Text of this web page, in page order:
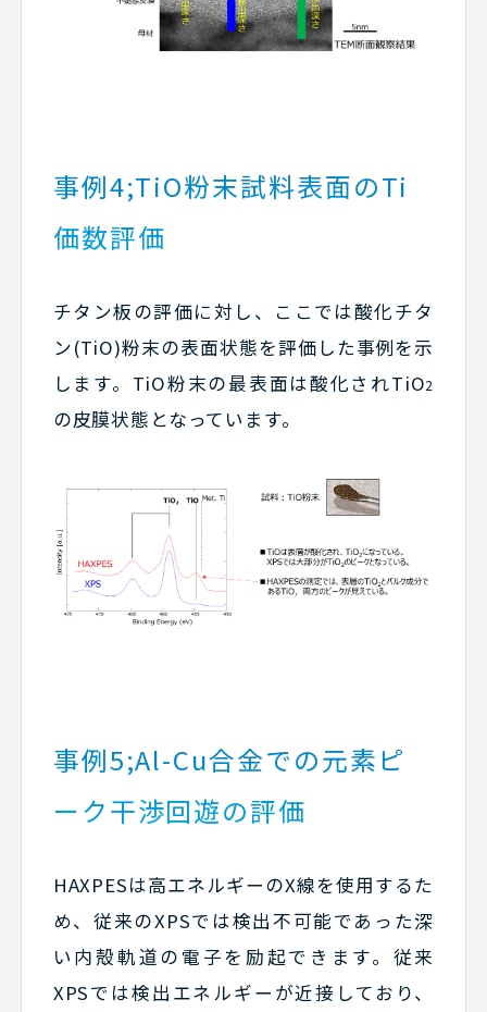
事例4;TiO粉末試料表面のTi
価数評価
チタン板の評価に対し、ここでは酸化チタ
ン(TiO)粉末の表面状態を評価した事例を示
します。TiO粉末の最表面は酸化されTiO2
の皮膜状態となっています。
事例5;Al-Cu合金での元素ピ
ーク干渉回遊の評価
HAXPESは高エネルギーのX線を使用するた
め、従来のXPSでは検出不可能であった深
い内殻軌道の電子を励起できます。従来
XPSでは検出エネルギーが近接しており、